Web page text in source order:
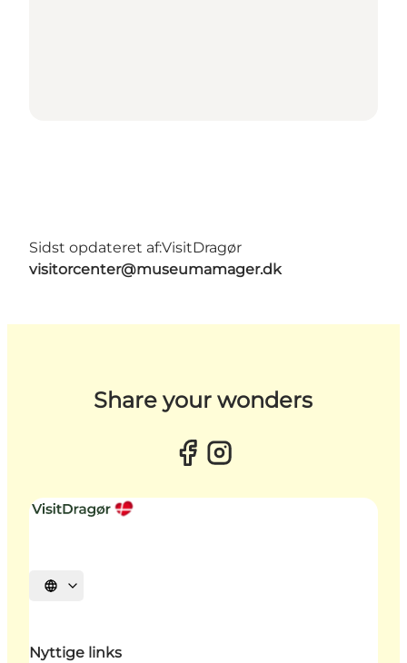
Sidst opdateret af:VisitDragør
visitorcenter@museumamager.dk
Share your wonders
Vælg sprog
Nyttige links